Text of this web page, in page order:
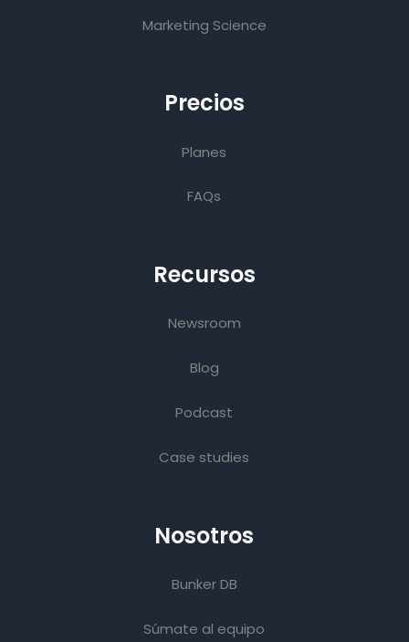
Marketing Science
Precios
Planes
FAQs
Recursos
Newsroom
Blog
Podcast
Case studies
Nosotros
Bunker DB
Súmate al equipo